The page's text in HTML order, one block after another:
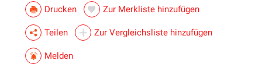
Drucken Zur Merkliste hinzufügen
Teilen Zur Vergleichsliste hinzufügen
Melden